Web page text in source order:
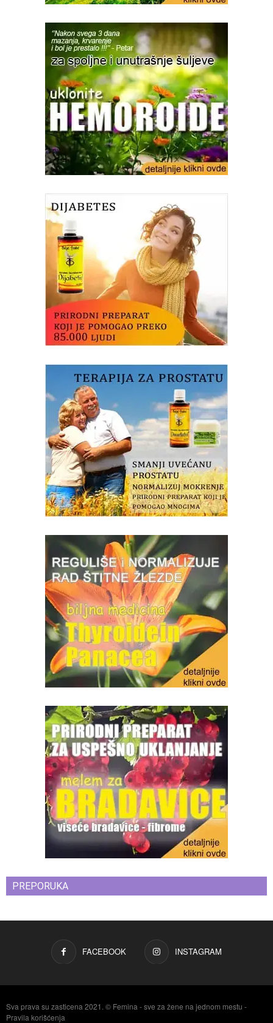
PREPORUKA
FACEBOOK INSTAGRAM
Sva prava su zasticena 2021. © Femina - sve za žene na jednom mestu -
Pravila korišćenja